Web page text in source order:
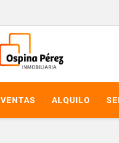
VENTAS ALQUILO